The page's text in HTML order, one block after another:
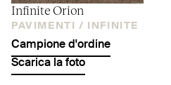
Infinite Orion
PAVIMENTI / INFINITE
Campione d'ordine
Scarica la foto